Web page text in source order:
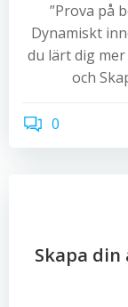
”Prova på
Dynamiskt
du lärt dig
och
0
Skapa din